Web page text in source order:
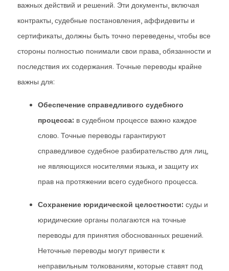
важных действий и решений. Эти документы, включая
контракты, судебные постановления, аффидевиты и
сертификаты, должны быть точно переведены, чтобы все
стороны полностью понимали свои права, обязанности и
последствия их содержания. Точные переводы крайне
важны для:
Обеспечение справедливого судебного
процесса: в судебном процессе важно каждое
слово. Точные переводы гарантируют
справедливое судебное разбирательство для лиц,
не являющихся носителями языка, и защиту их
прав на протяжении всего судебного процесса.
Сохранение юридической целостности: суды и
юридические органы полагаются на точные
переводы для принятия обоснованных решений.
Неточные переводы могут привести к
неправильным толкованиям, которые ставят под